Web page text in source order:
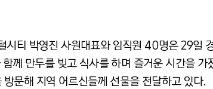
시티 박영진 사원대표와 임직원 40명은 29일
께 만두를 빚고 식사를 하며 즐거운 시간을
문해 지역 어르신들께 선물을 전달하고 있다.